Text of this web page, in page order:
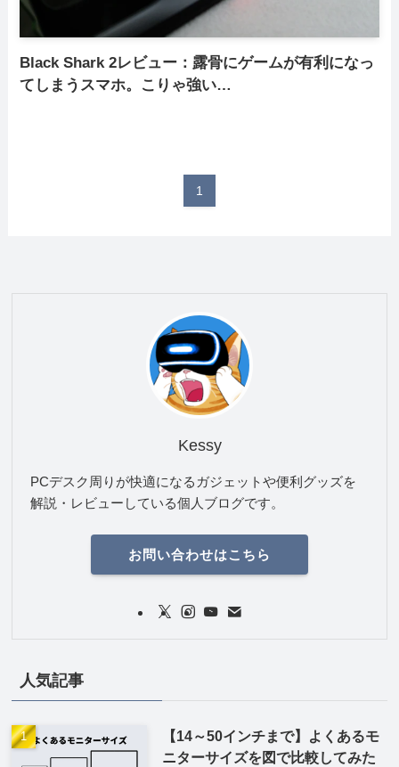
Black Shark 2レビュー：露骨にゲームが有利になっ
てしまうスマホ。こりゃ強い…
1
Kessy
PCデスク周りが快適になるガジェットや便利グッズを
解説・レビューしている個人ブログです。
お問い合わせはこちら
人気記事
【14～50インチまで】よくあるモ
ニターサイズを図で比較してみた